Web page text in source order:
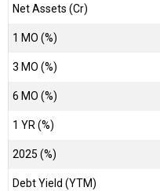
Net Assets (Cr)
1 MO (%)
3 MO (%)
6 MO (%)
1 YR (%)
2025 (%)
Debt Yield (YTM)